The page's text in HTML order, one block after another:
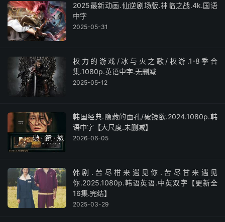
2025最新动画.仙逆剧场版.神临之战.4k.国语
中字
2025-05-31
权力的游戏/冰与火之歌/权游.1-8季合
集.1080p.英语中字.无删减
2025-05-12
韩国经典.隐藏的面孔/破镜欲.2024.1080p.韩
语中字【大尺度.未删减】
2026-06-05
韩剧.苦尽柑来遇见你.苦尽甘来遇见
你.2025.1080p.韩语英语.中英双字【更新全
16集.完结】
2025-03-29